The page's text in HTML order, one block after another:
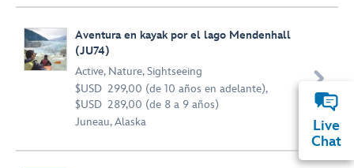
Aventura en kayak por el lago Mendenhall
(JU74)
Active, Nature,Sightseeing
$USD 299,00 (de 10 años en adelante),
$USD 289,00 (de 8 a 9 años)
Juneau, Alaska

Live
Chat